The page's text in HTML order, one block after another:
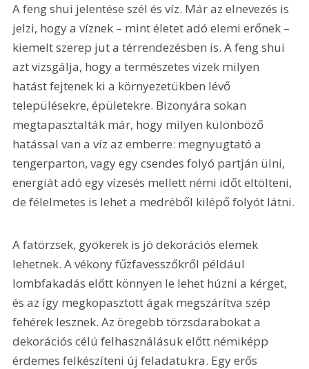
A feng shui jelentése szél és víz. Már az elnevezés is
jelzi, hogy a víznek – mint életet adó elemi erőnek –
kiemelt szerep jut a térrendezésben is. A feng shui
azt vizsgálja, hogy a természetes vizek milyen
hatást fejtenek ki a környezetükben lévő
településekre, épületekre. Bizonyára sokan
megtapasztalták már, hogy milyen különböző
hatással van a víz az emberre: megnyugtató a
tengerparton, vagy egy csendes folyó partján ülni,
energiát adó egy vízesés mellett némi időt eltölteni,
de félelmetes is lehet a medréből kilépő folyót látni.
A fatörzsek, gyökerek is jó dekorációs elemek
lehetnek. A vékony fűzfavesszőkről például
lombfakadás előtt könnyen le lehet húzni a kérget,
és az így megkopasztott ágak megszárítva szép
fehérek lesznek. Az öregebb törzsdarabokat a
dekorációs célú felhasználásuk előtt némiképp
érdemes felkészíteni új feladatukra. Egy erős